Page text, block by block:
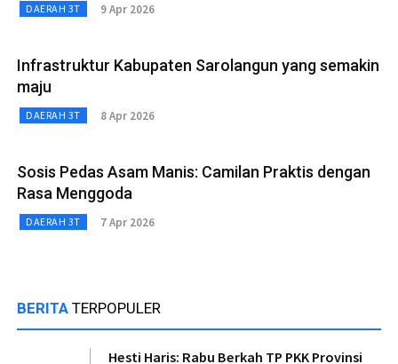
DAERAH 3T 9 Apr 2026
Infrastruktur Kabupaten Sarolangun yang semakin
maju
DAERAH 3T 8 Apr 2026
Sosis Pedas Asam Manis: Camilan Praktis dengan
Rasa Menggoda
DAERAH 3T 7 Apr 2026
BERITA TERPOPULER
Hesti Haris: Rabu Berkah TP PKK Provinsi